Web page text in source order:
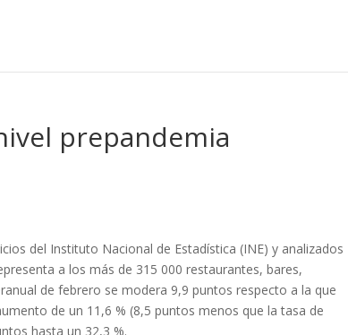
prepandemia
del Instituto Nacional de Estadística (INE) y analizados
a los más de 315 000 restaurantes, bares,
de febrero se modera 9,9 puntos respecto a la que
de un 11,6 % (8,5 puntos menos que la tasa de
hasta un 32,3 %.